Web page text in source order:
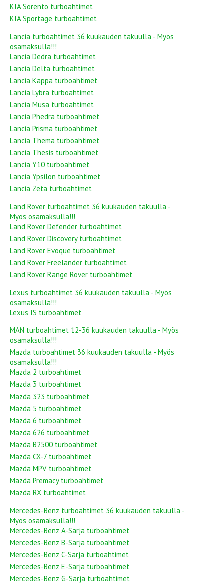
KIA Sorento turboahtimet
KIA Sportage turboahtimet
Lancia turboahtimet 36 kuukauden takuulla - Myös
osamaksulla!!!
Lancia Dedra turboahtimet
Lancia Delta turboahtimet
Lancia Kappa turboahtimet
Lancia Lybra turboahtimet
Lancia Musa turboahtimet
Lancia Phedra turboahtimet
Lancia Prisma turboahtimet
Lancia Thema turboahtimet
Lancia Thesis turboahtimet
Lancia Y10 turboahtimet
Lancia Ypsilon turboahtimet
Lancia Zeta turboahtimet
Land Rover turboahtimet 36 kuukauden takuulla -
Myös osamaksulla!!!
Land Rover Defender turboahtimet
Land Rover Discovery turboahtimet
Land Rover Evoque turboahtimet
Land Rover Freelander turboahtimet
Land Rover Range Rover turboahtimet
Lexus turboahtimet 36 kuukauden takuulla - Myös
osamaksulla!!!
Lexus IS turboahtimet
MAN turboahtimet 12-36 kuukauden takuulla - Myös
osamaksulla!!!
Mazda turboahtimet 36 kuukauden takuulla - Myös
osamaksulla!!!
Mazda 2 turboahtimet
Mazda 3 turboahtimet
Mazda 323 turboahtimet
Mazda 5 turboahtimet
Mazda 6 turboahtimet
Mazda 626 turboahtimet
Mazda B2500 turboahtimet
Mazda CX-7 turboahtimet
Mazda MPV turboahtimet
Mazda Premacy turboahtimet
Mazda RX turboahtimet
Mercedes-Benz turboahtimet 36 kuukauden takuulla -
Myös osamaksulla!!!
Mercedes-Benz A-Sarja turboahtimet
Mercedes-Benz B-Sarja turboahtimet
Mercedes-Benz C-Sarja turboahtimet
Mercedes-Benz E-Sarja turboahtimet
Mercedes-Benz G-Sarja turboahtimet